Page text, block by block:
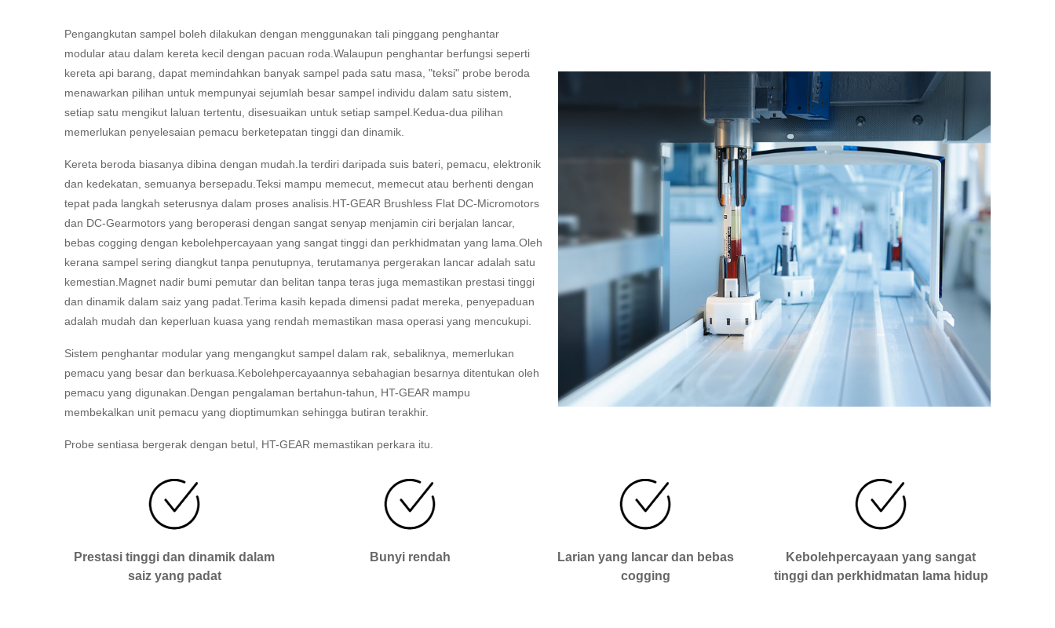
Pengangkutan sampel boleh dilakukan dengan menggunakan tali pinggang penghantar
modular atau dalam kereta kecil dengan pacuan roda.Walaupun penghantar berfungsi seperti
kereta api barang, dapat memindahkan banyak sampel pada satu masa, "teksi" probe beroda
menawarkan pilihan untuk mempunyai sejumlah besar sampel individu dalam satu sistem,
setiap satu mengikut laluan tertentu, disesuaikan untuk setiap sampel.Kedua-dua pilihan
memerlukan penyelesaian pemacu berketepatan tinggi dan dinamik.
Kereta beroda biasanya dibina dengan mudah.Ia terdiri daripada suis bateri, pemacu, elektronik
dan kedekatan, semuanya bersepadu.Teksi mampu memecut, memecut atau berhenti dengan
tepat pada langkah seterusnya dalam proses analisis.HT-GEAR Brushless Flat DC-Micromotors
dan DC-Gearmotors yang beroperasi dengan sangat senyap menjamin ciri berjalan lancar,
bebas cogging dengan kebolehpercayaan yang sangat tinggi dan perkhidmatan yang lama.Oleh
kerana sampel sering diangkut tanpa penutupnya, terutamanya pergerakan lancar adalah satu
kemestian.Magnet nadir bumi pemutar dan belitan tanpa teras juga memastikan prestasi tinggi
dan dinamik dalam saiz yang padat.Terima kasih kepada dimensi padat mereka, penyepaduan
adalah mudah dan keperluan kuasa yang rendah memastikan masa operasi yang mencukupi.
Sistem penghantar modular yang mengangkut sampel dalam rak, sebaliknya, memerlukan
pemacu yang besar dan berkuasa.Kebolehpercayaannya sebahagian besarnya ditentukan oleh
pemacu yang digunakan.Dengan pengalaman bertahun-tahun, HT-GEAR mampu
membekalkan unit pemacu yang dioptimumkan sehingga butiran terakhir.
Probe sentiasa bergerak dengan betul, HT-GEAR memastikan perkara itu.
Prestasi tinggi dan dinamik dalam
saiz yang padat
Bunyi rendah
Larian yang lancar dan bebas
cogging
Kebolehpercayaan yang sangat
tinggi dan perkhidmatan lama hidup